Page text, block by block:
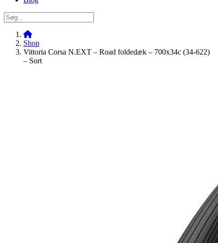
Shop
Vittoria Corsa N.EXT – Road foldedæk – 700x34c (34-622)
– Sort